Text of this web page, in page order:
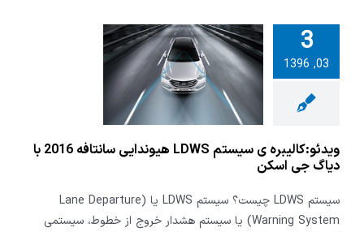
3
03, 1396
ی
سیستم LDWS
2016 با دیاگ جی
ویدئو:کالیبره ی سیستم LDWS هیوندایی سانتافه 2016 با
دیاگ جی اسکن
سیستم LDWS چیست؟ سیستم LDWS یا (Lane Departure
Warning System) یا سیستم هشدار خروج از خطوط، سیستمی